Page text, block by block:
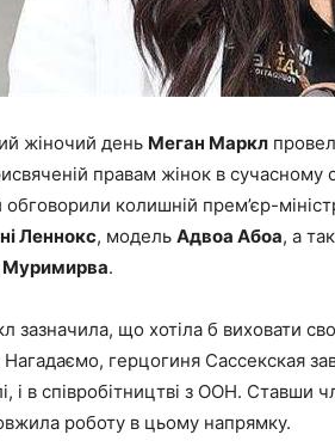
жіночий день Меган Маркл
правам жінок в
колишній прем’єр-
Леннокс, модель Адвоа Абоа, а
Муримирва.
зазначила, що хотіла б виховати
герцогиня Сассекская
і в співробітництві з ООН. Ставши
роботу в цьому напрямку.